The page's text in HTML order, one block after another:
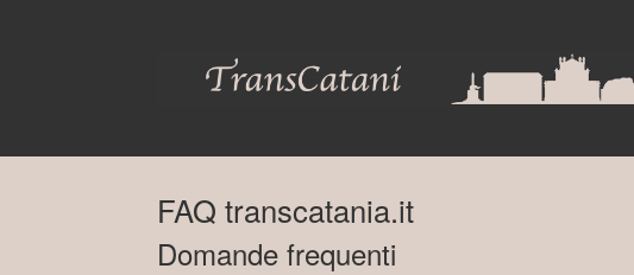
FAQ transcatania.it
Domande frequenti